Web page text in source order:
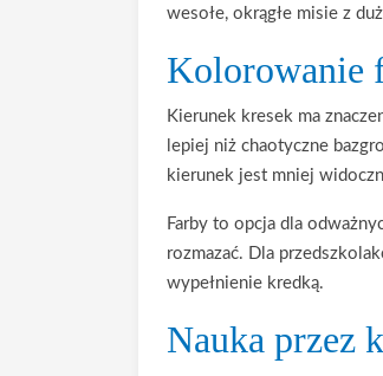
wesołe, okrągłe misie z
Kolorowanie
Kierunek kresek ma
lepiej niż chaotyczne
kierunek jest mniej
Farby to opcja dla
rozmazać. Dla
wypełnienie kredką.
Nauka przez